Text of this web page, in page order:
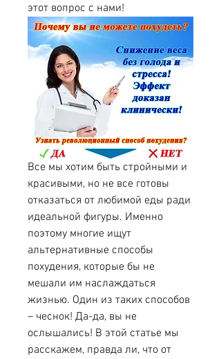
этот вопрос с нами!
Все мы хотим быть стройными и
красивыми, но не все готовы
отказаться от любимой еды ради
идеальной фигуры. Именно
поэтому многие ищут
альтернативные способы
похудения, которые бы не
мешали им наслаждаться
жизнью. Один из таких способов
– чеснок! Да-да, вы не
ослышались! В этой статье мы
расскажем, правда ли, что от